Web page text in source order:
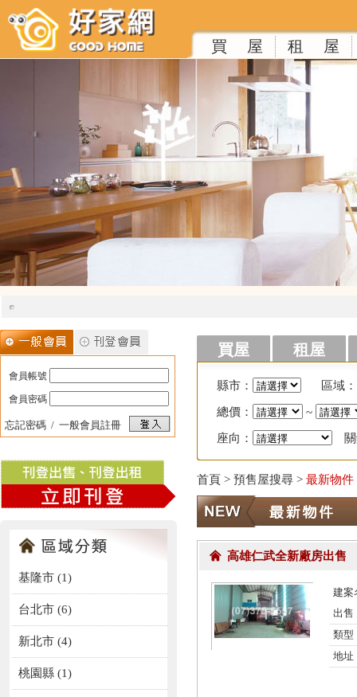
買 屋 租 屋
會員帳號
會員密碼
忘記密碼 / 一般會員註冊
基隆市 (1)
台北市 (6)
新北市 (4)
桃園縣 (1)
買屋 租屋
縣市： 區域：
總價： ~
座向：
首頁 > 預售屋搜尋 > 最新物件
高雄仁武全新廠房出售
建案
出售
類型
地址